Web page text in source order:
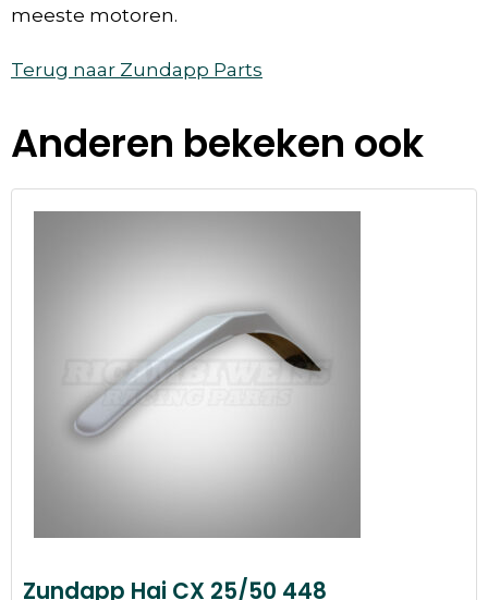
meeste motoren.
Terug naar Zundapp Parts
Anderen bekeken ook
Zundapp Hai CX 25/50 448